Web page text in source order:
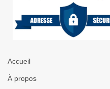
Accueil
À propos